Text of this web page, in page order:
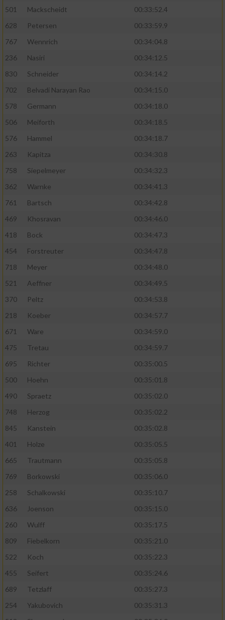
501
Mackscheidt
00:33:52.4
628
Petersen
00:33:59.9
767
Wennrich
00:34:04.8
236
Nasiri
00:34:12.5
830
Schneider
00:34:14.2
702
Belvadi Narayan Rao
00:34:15.0
578
Germann
00:34:18.0
506
Meiforth
00:34:18.5
576
Hammel
00:34:18.7
263
Kapitza
00:34:30.8
758
Siepelmeyer
00:34:32.3
362
Warnke
00:34:41.3
761
Bartsch
00:34:42.8
469
Khosravan
00:34:46.0
418
Bock
00:34:47.3
454
Forstreuter
00:34:47.8
718
Meyer
00:34:48.0
521
Aeffner
00:34:49.5
370
Peltz
00:34:53.8
218
Koeber
00:34:57.7
671
Ware
00:34:59.0
475
Tretau
00:34:59.7
695
Richter
00:35:00.5
500
Hoehn
00:35:01.8
490
Spraetz
00:35:02.0
748
Herzog
00:35:02.2
845
Kanstein
00:35:02.8
401
Holze
00:35:05.5
665
Trautmann
00:35:05.8
769
Borkowski
00:35:06.0
258
Schalkowski
00:35:10.7
636
Joenson
00:35:15.0
260
Wulff
00:35:17.5
809
Fiebelkorn
00:35:21.0
522
Koch
00:35:22.3
455
Seifert
00:35:24.6
689
Tetzlaff
00:35:27.3
254
Yakubovich
00:35:31.3